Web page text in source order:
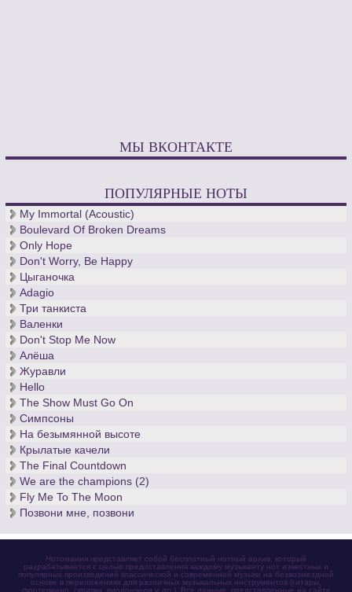
МЫ ВКОНТАКТЕ
ПОПУЛЯРНЫЕ НОТЫ
My Immortal (Acoustic)
Boulevard Of Broken Dreams
Only Hope
Don't Worry, Be Happy
Цыганочка
Adagio
Три танкиста
Валенки
Don't Stop Me Now
Алёша
Журавли
Hello
The Show Must Go On
Симпсоны
На безымянной высоте
Крылатые качели
The Final Countdown
We are the champions (2)
Fly Me To The Moon
Позвони мне, позвони
Нотомания представляет собой бесплатный нотный архив, который
разрабатывается с целью предоставления каждому музыканту нот известных и
популярных произведений классической и современной музыки на безвозмездной
основе в переложениях для различных музыкальных инструментов (гитары,
фортепиано, скрипки, виолончели и др.). Все данные, представленные на сайте